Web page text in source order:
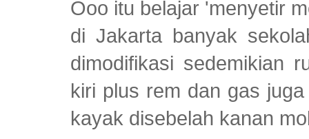
Ooo itu belajar 'menyetir
di Jakarta banyak
dimodifikasi sedemikian
kiri plus rem dan gas
kayak disebelah kanan